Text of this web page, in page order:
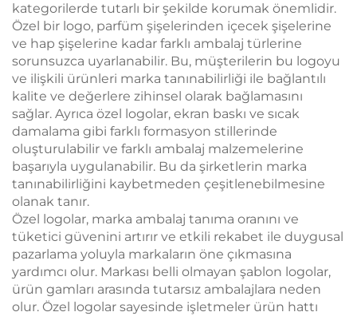
kategorilerde tutarlı bir şekilde korumak önemlidir.
Özel bir logo, parfüm şişelerinden içecek şişelerine
ve hap şişelerine kadar farklı ambalaj türlerine
sorunsuzca uyarlanabilir. Bu, müşterilerin bu logoyu
ve ilişkili ürünleri marka tanınabilirliği ile bağlantılı
kalite ve değerlere zihinsel olarak bağlamasını
sağlar. Ayrıca özel logolar, ekran baskı ve sıcak
damalama gibi farklı formasyon stillerinde
oluşturulabilir ve farklı ambalaj malzemelerine
başarıyla uygulanabilir. Bu da şirketlerin marka
tanınabilirliğini kaybetmeden çeşitlenebilmesine
olanak tanır.
Özel logolar, marka ambalaj tanıma oranını ve
tüketici güvenini artırır ve etkili rekabet ile duygusal
pazarlama yoluyla markaların öne çıkmasına
yardımcı olur. Markası belli olmayan şablon logolar,
ürün gamları arasında tutarsız ambalajlara neden
olur. Özel logolar sayesinde işletmeler ürün hattı